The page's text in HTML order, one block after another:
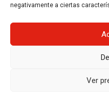
negativamente a ciertas
Ver
© No se pueden reutilizar